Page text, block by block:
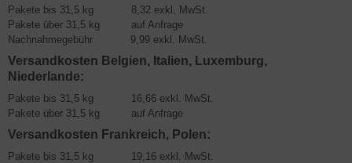
Pakete bis 31,5 kg 8,32 exkl. MwSt.
Pakete über 31,5 kg auf Anfrage
Nachnahmegebühr 9,99 exkl. MwSt.
Versandkosten Belgien, Italien, Luxemburg,
Niederlande:
Pakete bis 31,5 kg 16,66 exkl. MwSt.
Pakete über 31,5 kg auf Anfrage
Versandkosten Frankreich, Polen:
Pakete bis 31,5 kg 19,16 exkl. MwSt.